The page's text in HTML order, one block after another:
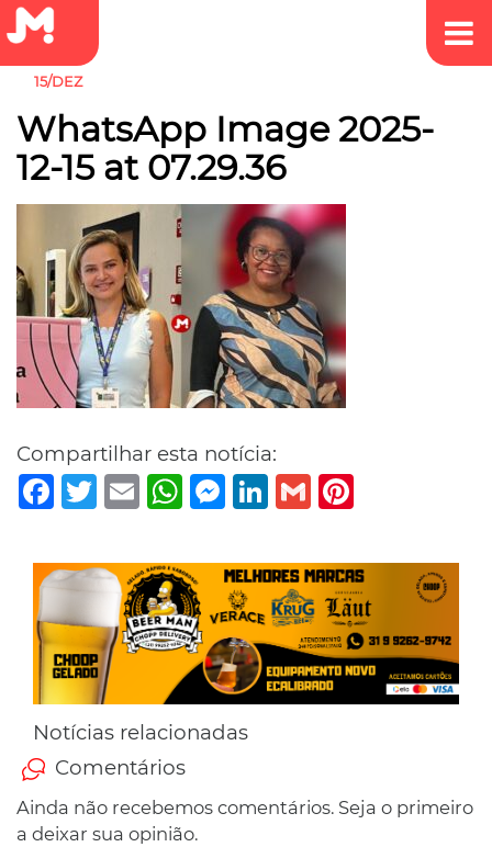
15/DEZ
WhatsApp Image 2025-
12-15 at 07.29.36
Compartilhar esta notícia:
Facebook
TwitterEmail WhatsAppMessenger
LinkedIn
Gmail
Notícias relacionadas
Comentários
Ainda não recebemos comentários. Seja o primeiro
a deixar sua opinião.